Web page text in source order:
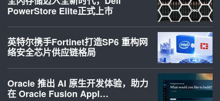
PowerStore Elite正式上市
英特尔携手Fortinet打造SP6 重构网
络安全芯片供应链格局
Oracle 推出 AI 原生开发体验，助力
在 Oracle Fusion Appl…